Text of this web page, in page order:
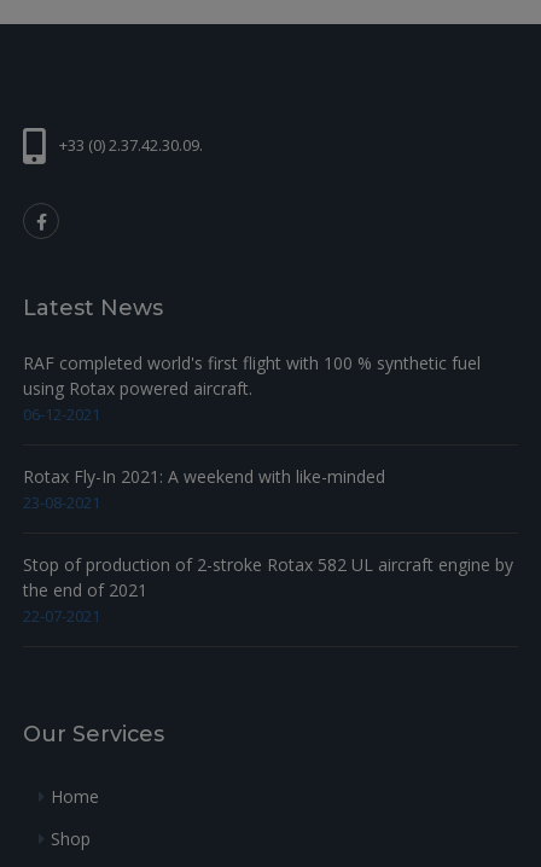
+33 (0) 2.37.42.30.09.
Latest News
RAF completed world's first flight with 100 % synthetic fuel
using Rotax powered aircraft.
06-12-2021
Rotax Fly-In 2021: A weekend with like-minded
23-08-2021
Stop of production of 2-stroke Rotax 582 UL aircraft engine by
the end of 2021
22-07-2021
Our Services
Home
Shop